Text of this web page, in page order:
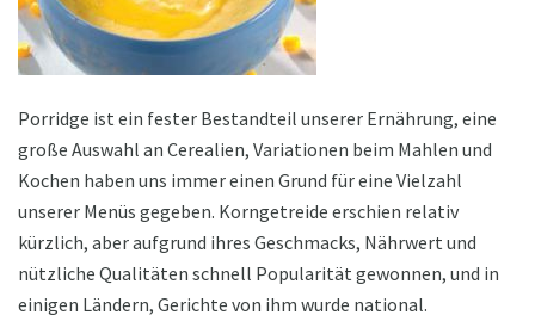
Porridge ist ein fester Bestandteil unserer Ernährung, eine
große Auswahl an Cerealien, Variationen beim Mahlen und
Kochen haben uns immer einen Grund für eine Vielzahl
unserer Menüs gegeben. Korngetreide erschien relativ
kürzlich, aber aufgrund ihres Geschmacks, Nährwert und
nützliche Qualitäten schnell Popularität gewonnen, und in
einigen Ländern, Gerichte von ihm wurde national.